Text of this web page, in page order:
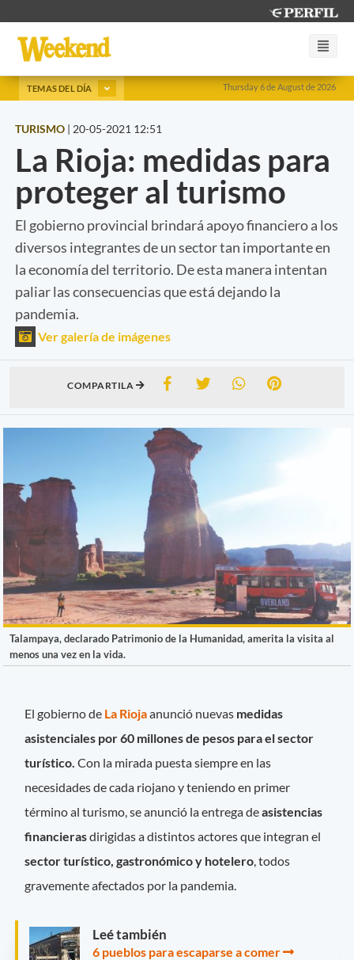
Thursday 6 de August de 2026
TEMAS DEL DÍA
TURISMO | 20-05-2021 12:51
La Rioja: medidas para
proteger al turismo
El gobierno provincial brindará apoyo financiero a los
diversos integrantes de un sector tan importante en
la economía del territorio. De esta manera intentan
paliar las consecuencias que está dejando la
pandemia.
Ver galería de imágenes
COMPARTILA
Talampaya, declarado Patrimonio de la Humanidad, amerita la visita al
menos una vez en la vida.
El gobierno de La Riojaanunció nuevas medidas
asistenciales por 60 millones de pesos para el sector
turístico. Con la mirada puesta siempre en las
necesidades de cada riojano y teniendo en primer
término al turismo, se anunció la entrega deasistencias
financierasdirigidas a distintos actores que integran el
sector turístico, gastronómico y hotelero , todos
gravemente afectados por la pandemia.
Leé también
6 pueblos para escaparse a comer